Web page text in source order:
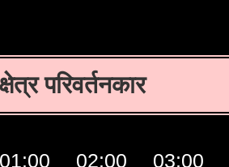
परिवर्तनकार
01:00 02:00 03:00